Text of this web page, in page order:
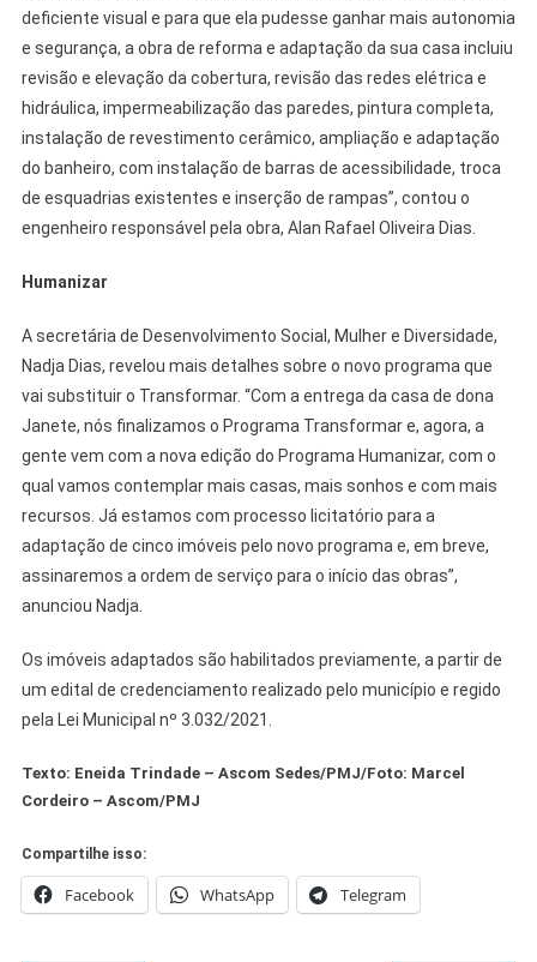
deficiente visual e para que ela pudesse ganhar mais autonomia
e segurança, a obra de reforma e adaptação da sua casa incluiu
revisão e elevação da cobertura, revisão das redes elétrica e
hidráulica, impermeabilização das paredes, pintura completa,
instalação de revestimento cerâmico, ampliação e adaptação
do banheiro, com instalação de barras de acessibilidade, troca
de esquadrias existentes e inserção de rampas”, contou o
engenheiro responsável pela obra, Alan Rafael Oliveira Dias.
Humanizar
A secretária de Desenvolvimento Social, Mulher e Diversidade,
Nadja Dias, revelou mais detalhes sobre o novo programa que
vai substituir o Transformar. “Com a entrega da casa de dona
Janete, nós finalizamos o Programa Transformar e, agora, a
gente vem com a nova edição do Programa Humanizar, com o
qual vamos contemplar mais casas, mais sonhos e com mais
recursos. Já estamos com processo licitatório para a
adaptação de cinco imóveis pelo novo programa e, em breve,
assinaremos a ordem de serviço para o início das obras”,
anunciou Nadja.
Os imóveis adaptados são habilitados previamente, a partir de
um edital de credenciamento realizado pelo município e regido
pela Lei Municipal nº 3.032/2021.
Texto: Eneida Trindade – Ascom Sedes/PMJ/Foto: Marcel
Cordeiro – Ascom/PMJ
Compartilhe isso:
Facebook WhatsApp Telegram